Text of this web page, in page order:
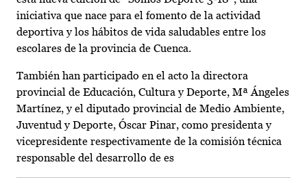
iniciativa que nace para el fomento de la actividad
deportiva y los hábitos de vida saludables entre los
escolares de la provincia de Cuenca.
También han participado en el acto la directora
provincial de Educación, Cultura y Deporte, Mª Ángeles
Martínez, y el diputado provincial de Medio Ambiente,
Juventud y Deporte, Óscar Pinar, como presidenta y
vicepresidente respectivamente de la comisión técnica
responsable del desarrollo de es